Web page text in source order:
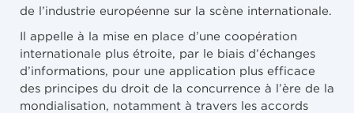
de l’industrie européenne sur la scène internationale.
Il appelle à la mise en place d’une coopération
internationale plus étroite, par le biais d’échanges
d’informations, pour une application plus efficace
des principes du droit de la concurrence à l’ère de la
mondialisation, notamment à travers les accords